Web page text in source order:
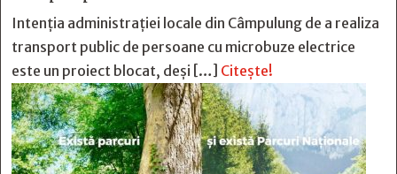
Intenția administrației locale din Câmpulung de a realiza
transport public de persoane cu microbuze electrice
este un proiect blocat, deși […] Citește!